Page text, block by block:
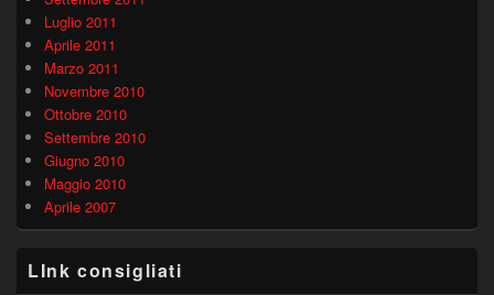
Luglio 2011
Aprile 2011
Marzo 2011
Novembre 2010
Ottobre 2010
Settembre 2010
Giugno 2010
Maggio 2010
Aprile 2007
LInk consigliati